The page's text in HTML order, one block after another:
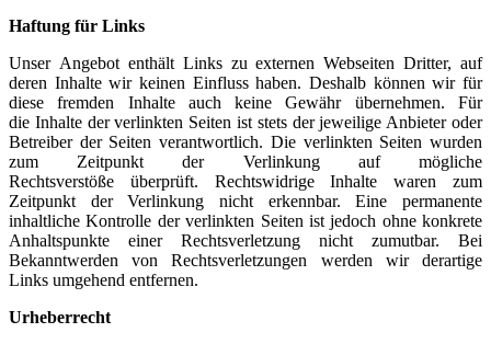
Haftung für Links
Unser Angebot enthält Links zu externen Webseiten Dritter, auf
deren Inhalte wir keinen Einfluss haben. Deshalb können wir für
diese fremden Inhalte auch keine Gewähr übernehmen. Für
die Inhalte der verlinkten Seiten ist stets der jeweilige Anbieter oder
Betreiber der Seiten verantwortlich. Die verlinkten Seiten wurden
zum Zeitpunkt der Verlinkung auf mögliche
Rechtsverstöße überprüft. Rechtswidrige Inhalte waren zum
Zeitpunkt der Verlinkung nicht erkennbar. Eine permanente
inhaltliche Kontrolle der verlinkten Seiten ist jedoch ohne konkrete
Anhaltspunkte einer Rechtsverletzung nicht zumutbar. Bei
Bekanntwerden von Rechtsverletzungen werden wir derartige
Links umgehend entfernen.
Urheberrecht